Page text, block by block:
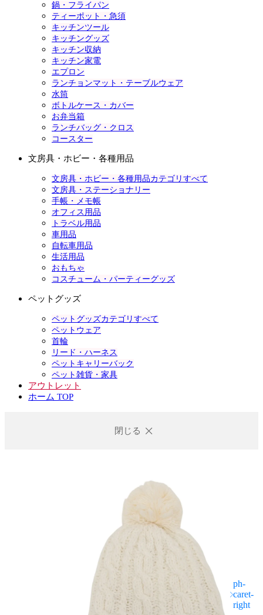
鍋・フライパン
ティーポット・急須
キッチンツール
キッチングッズ
キッチン収納
キッチン家電
エプロン
ランチョンマット・テーブルウェア
水筒
ボトルケース・カバー
お弁当箱
ランチバッグ・クロス
コースター
文房具・ホビー・各種用品
文房具・ホビー・各種用品カテゴリすべて
文房具・ステーショナリー
手帳・メモ帳
オフィス用品
トラベル用品
車用品
自転車用品
生活用品
おもちゃ
コスチューム・パーティーグッズ
ペットグッズ
ペットグッズカテゴリすべて
ペットウェア
首輪
リード・ハーネス
ペットキャリーバック
ペット雑貨・家具
アウトレット
ホーム TOP
閉じる